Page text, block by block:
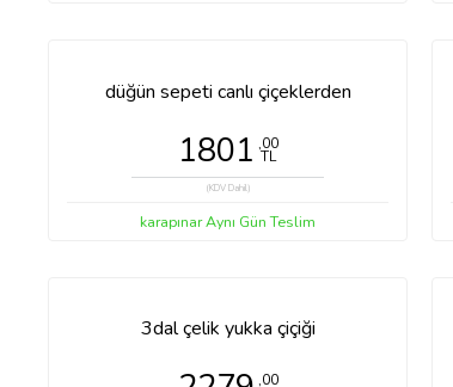
2399,00
(KDV Dahil)